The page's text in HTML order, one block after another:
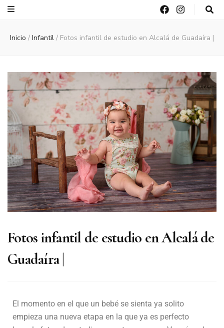
Fotógrafo de
bodas en
Sevilla
Inicio / Infantil / Fotos infantil de estudio en Alcalá de Guadaíra |
Fotos infantil de estudio en Alcalá de
Guadaíra |
El momento en el que un bebé se sienta ya solito
empieza una nueva etapa en la que ya es perfecto